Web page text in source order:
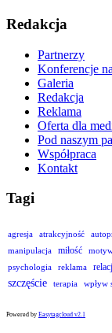
Redakcja
Partnerzy
Konferencje
Galeria
Redakcja
Reklama
Oferta dla
Pod naszym
Współpraca
Kontakt
Tagi
agresja atrakcyjność
manipulacja
miłość
psychologia
reklama
szczęście terapia wpływ
Powered by Easytagcloud v2.1